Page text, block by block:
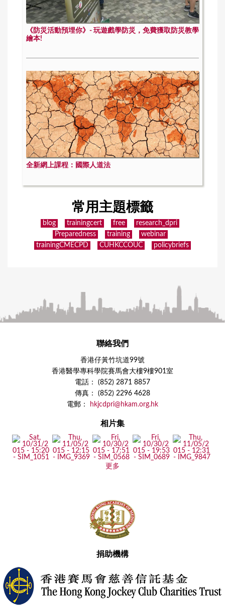
《防災活動預埋你》- 玩遊戲學防災，免費獲取防災教學
繪本!
全新網上課程：國際人道法
常用主題標籤
blog trainingcert free
research_dpri
Preparedness
training
webinar
trainingCMECPD
CUHKCCOUC policybriefs
聯絡我們
香港仔黃竹坑道99號
香港醫學專科學院賽馬會大樓9樓901室
電話： (852) 2871 8857
傳真： (852) 2296 4628
電郵：
hkjcdpri@hkam.org.hk
相片集
更多
捐助機構